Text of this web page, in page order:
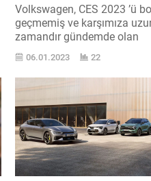
Volkswagen, CES 2023 ’ü
geçmemiş ve karşımıza
zamandır gündemde olan
Volkswagen ID.7 ile çıkmıştı.
formunda imali duran
Passat ’ın geleceği olarak
tamamen elektrikli
ID.7, CES 2023 kapsamında
kamuflajlı olarak tanıtıldı.
satışa çıkmayacak olan
buna rağmen şimdiden
olarak da test ediliyor.
tarafından...
06.01.2023 22